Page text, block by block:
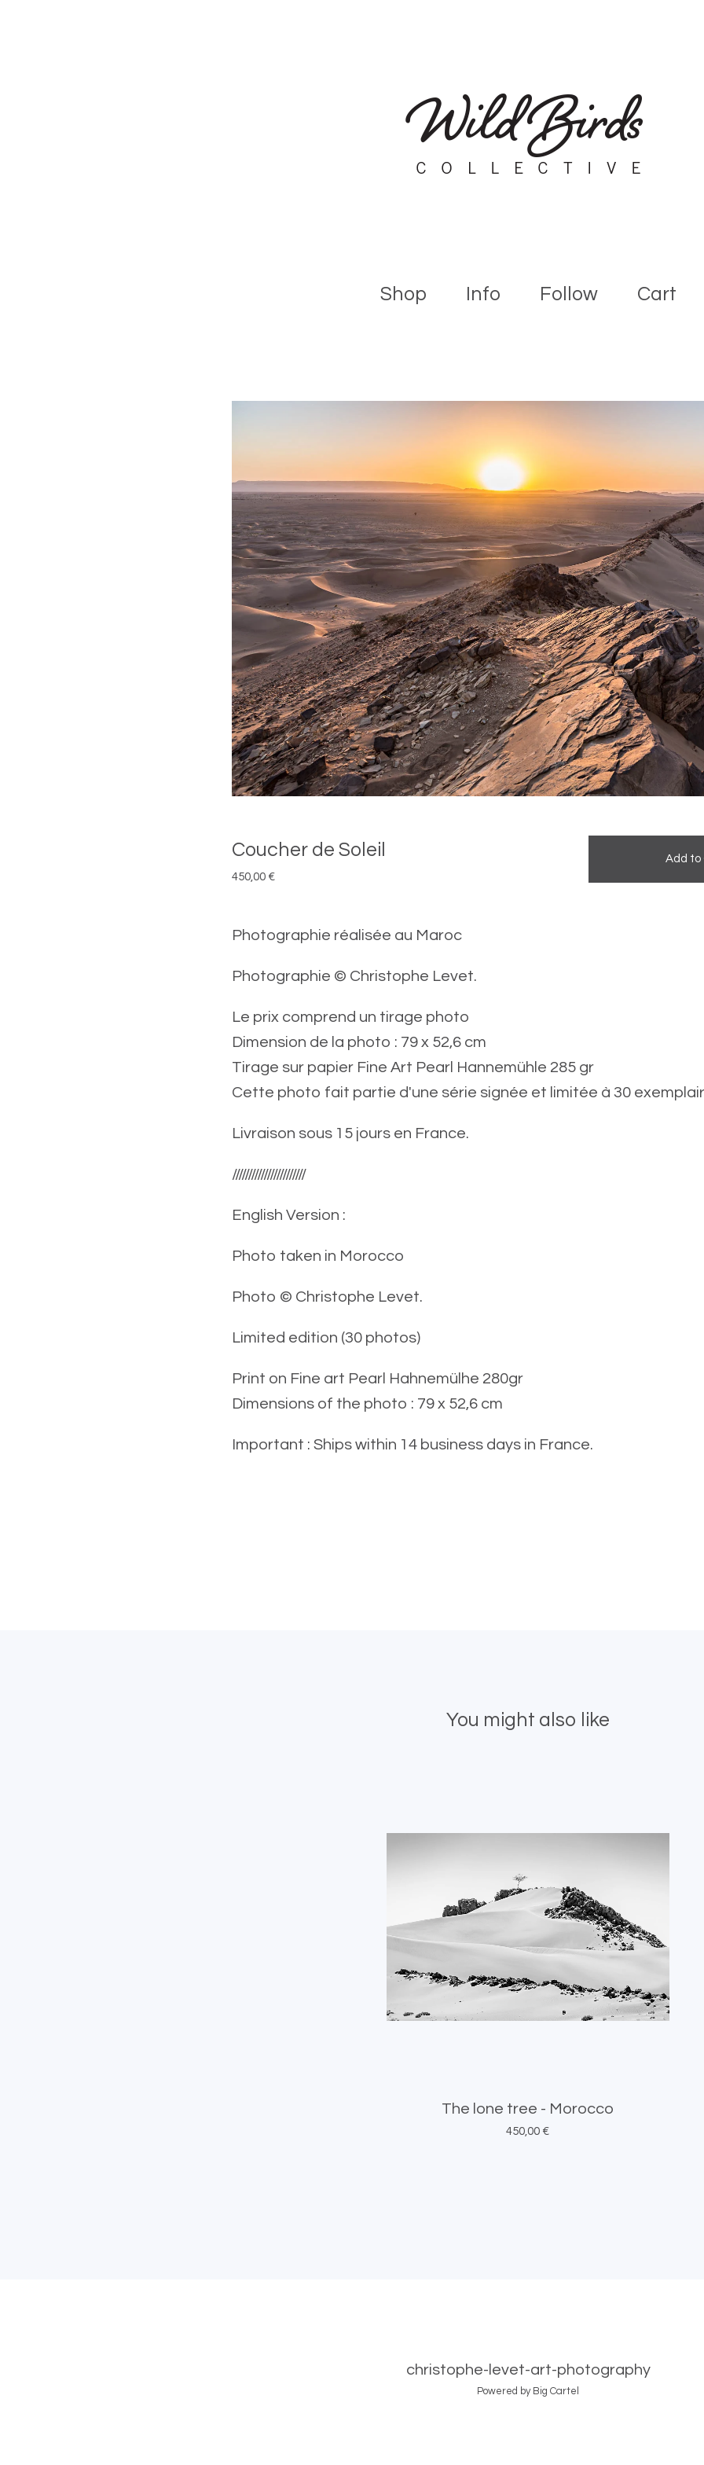
Shop Info Follow Cart
Add to
Coucher de Soleil
450,00 €
Photographie réalisée au Maroc
Photographie © Christophe Levet.
Le prix comprend un tirage photo
Dimension de la photo : 79 x 52,6 cm
Tirage sur papier Fine Art Pearl Hannemühle 285 gr
Cette photo fait partie d'une série signée et limitée à 30
Livraison sous 15 jours en France.
///////////////////////
English Version :
Photo taken in Morocco
Photo © Christophe Levet.
Limited edition (30 photos)
Print on Fine art Pearl Hahnemülhe 280gr
Dimensions of the photo : 79 x 52,6 cm
Important : Ships within 14 business days in France.
You might also like
The lone tree - Morocco
450,00 €
christophe-levet-art-photography
Powered by Big Cartel